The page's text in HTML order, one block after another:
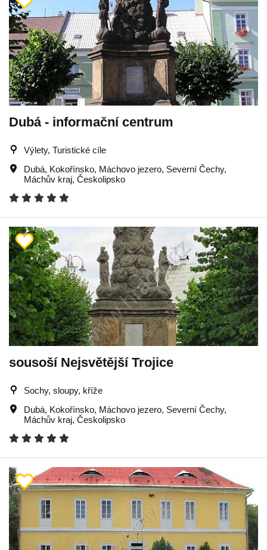
Dubá - informační centrum
Výlety, Turistické cíle
Dubá, Kokořínsko, Máchovo jezero, Severní Čechy,
Máchův kraj, Českolipsko
sousoší Nejsvětější Trojice
Sochy, sloupy, kříže
Dubá, Kokořínsko, Máchovo jezero, Severní Čechy,
Máchův kraj, Českolipsko